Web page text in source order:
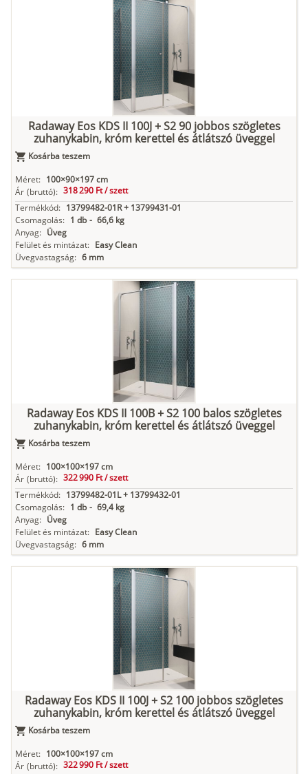
Radaway Eos KDS II 100J + S2 90 jobbos szögletes
zuhanykabin, króm kerettel és átlátszó üveggel
Kosárba teszem
Méret: 100×90×197 cm
Ár (bruttó): 318 290 Ft /szett
Termékkód: 13799482-01R + 13799431-01
Csomagolás: 1 db - 66,6 kg
Anyag: Üveg
Felület és mintázat: Easy Clean
Üvegvastagság: 6 mm
Radaway Eos KDS II 100B + S2 100 balos szögletes
zuhanykabin, króm kerettel és átlátszó üveggel
Kosárba teszem
Méret: 100×100×197 cm
Ár (bruttó): 322 990 Ft /szett
Termékkód: 13799482-01L + 13799432-01
Csomagolás: 1 db - 69,4 kg
Anyag: Üveg
Felület és mintázat: Easy Clean
Üvegvastagság: 6 mm
Radaway Eos KDS II 100J + S2 100 jobbos szögletes
zuhanykabin, króm kerettel és átlátszó üveggel
Kosárba teszem
Méret: 100×100×197 cm
Ár (bruttó): 322 990 Ft /szett